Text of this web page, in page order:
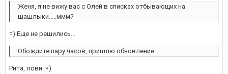
Женя, я не вижу вас с Олей в списках отбывающих на
шашлыки.....ммм?
=) Еще не решились...
Обождите пару часов, пришлю обновление.
Рита, лови. =)